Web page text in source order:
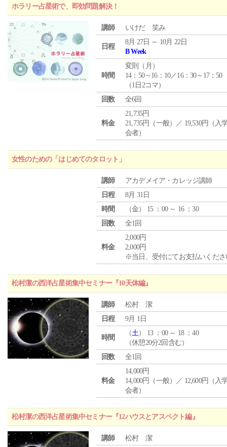
ホラリー占星術で、即効問題解決！
講師 いけだ 笑み
日程
8月 27日 ～ 10月 22日
B Week
時間
変則（月）
14：50～16：10／16：30～17：50
（1日2コマ）
回数
全6回
料金
21,735円
21,735円（一般）／ 19,530円（入
会者）
女性のための「はじめてのタロット」
講師
アカデメイア・カレッジ講師
日程
8月 31日
時間
（金） 15 ：00 ～ 16 ：30
回数
全1回
料金
2,000円
2,000円
※当日、受付にてお支払いくださ
松村潔の西洋占星術集中セミナー『10天体編』
講師
松村 潔
日程
9月 1日
時間
（土） 13 ：00 ～ 18 ：40
（休憩20分2回含む）
回数
全1回
料金
14,000円
14,000円（一般）／ 12,600円（入
会者）
松村潔の西洋占星術集中セミナー『12ハウスとアスペクト編』
講師 松村 潔